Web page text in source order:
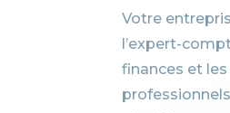
Votre
l’expert-
finances et